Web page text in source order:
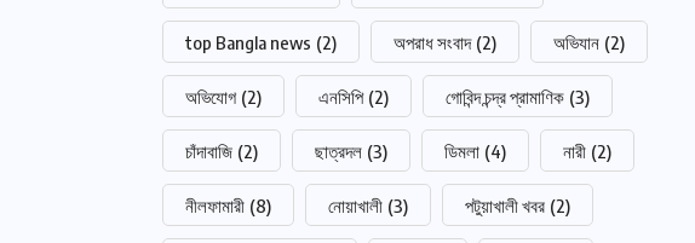
top Bangla news (2) অপরাধ সংবাদ (2) অভিযান (2)
অভিযোগ (2) এনসিপি (2) গোবিন্দ চন্দ্র প্রামাণিক (3)
চাঁদাবাজি (2) ছাত্রদল (3) ডিমলা (4) নারী (2)
নীলফামারী (8) নোয়াখালী (3) পটুয়াখালী খবর (2)